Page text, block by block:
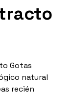
Gotas
natural
recién